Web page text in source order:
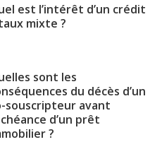
est l’intérêt d’un crédit
mixte ?
sont les
du décès d’un
souscripteur avant
d’un prêt
?